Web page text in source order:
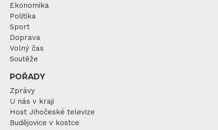
Ekonomika
Politika
Sport
Doprava
Volný čas
Soutěže
POŘADY
Zprávy
U nás v kraji
Host Jihočeské televize
Budějovice v kostce